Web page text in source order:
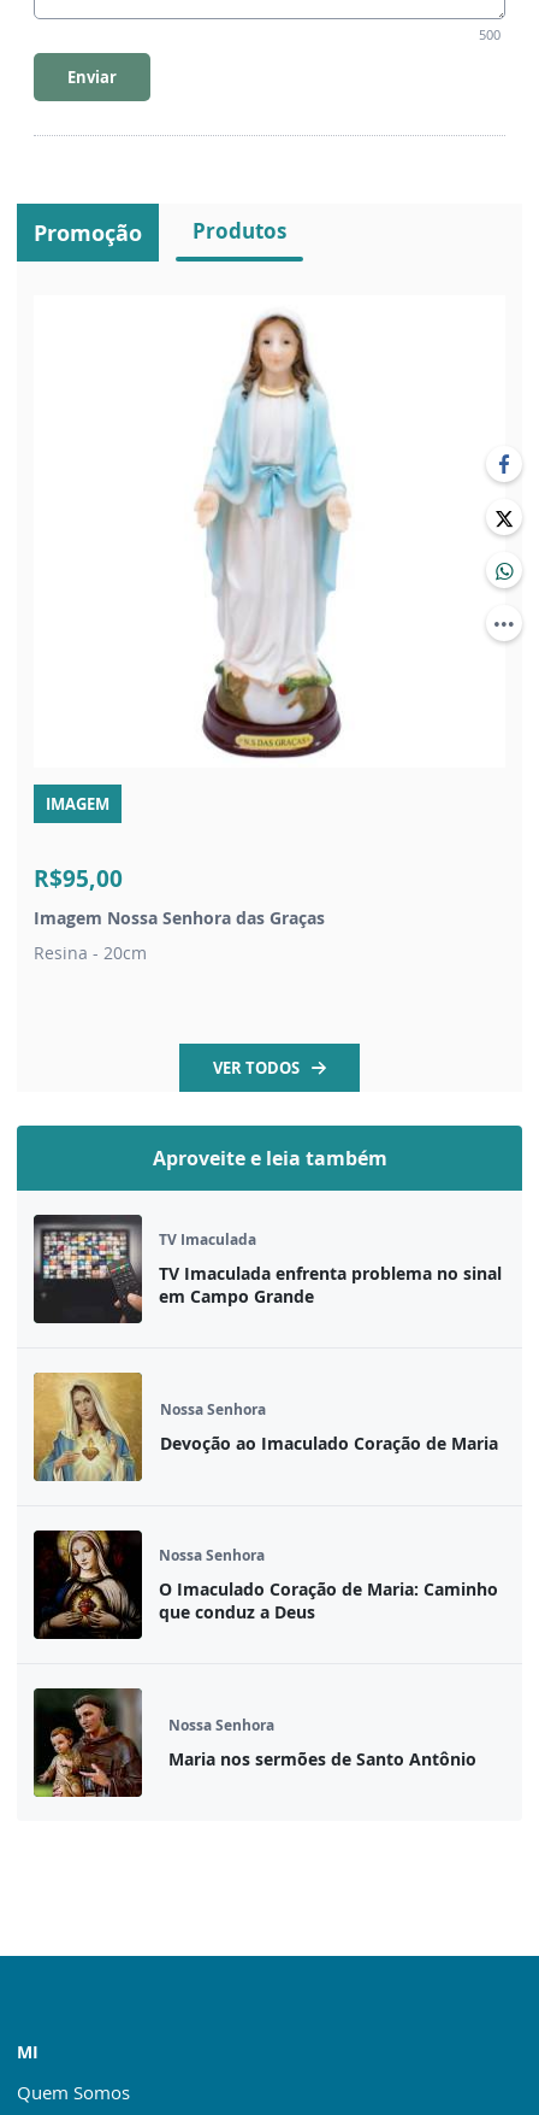
500
Enviar
Promoção Produtos
IMAGEM
R$95,00
Imagem Nossa Senhora das Graças
Resina - 20cm
VER TODOS
Aproveite e leia também
TV Imaculada
TV Imaculada enfrenta problema no sinal
em Campo Grande
Nossa Senhora
Devoção ao Imaculado Coração de Maria
Nossa Senhora
O Imaculado Coração de Maria: Caminho
que conduz a Deus
Nossa Senhora
Maria nos sermões de Santo Antônio
MI
Quem Somos